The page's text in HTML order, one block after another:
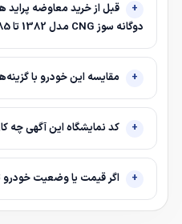
دوگانه سوز CNG مدل 1382 تا 1385 چه مواردی را بررسی کنم؟
مقایسه این خودرو با
کد نمایشگاه این آگهی چه
اگر قیمت یا وضعیت